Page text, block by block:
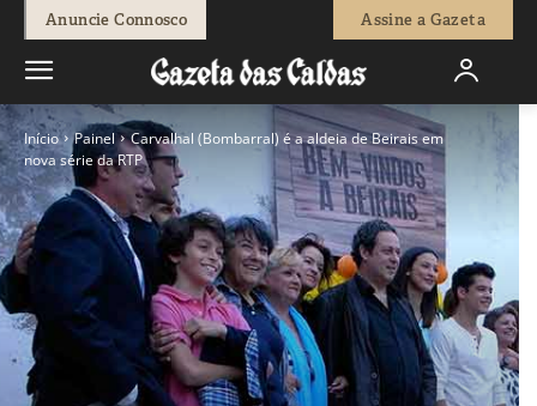
Anuncie Connosco Assine a Gazeta
Início Painel
Carvalhal (Bombarral) é a aldeia de Beirais em
nova série da RTP